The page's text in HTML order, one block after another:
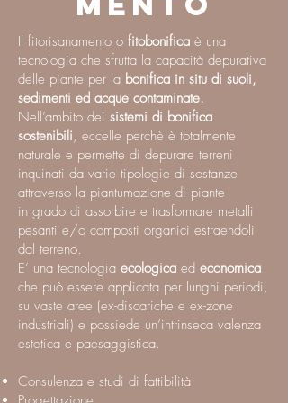
Il fitorisanamento o fitobonifica è una
tecnologia che sfrutta la capacità depurativa
delle piante per la bonifica in situ di suoli,
sedimenti ed acque contaminate.
Nell’ambito dei sistemi di bonifica
sostenibili, eccelle perchè è totalmente
naturale e permette di depurare terreni
inquinati da varie tipologie di sostanze
attraverso la piantumazione di piante
in grado di assorbire e trasformare metalli
pesanti e/o composti organici estraendoli
dal terreno.
E’ una tecnologia ecologica ed economica
che può essere applicata per lunghi periodi,
su vaste aree (ex-discariche e ex-zone
industriali) e possiede un’intrinseca valenza
estetica e paesaggistica.
Consulenza e studi di fattibilità